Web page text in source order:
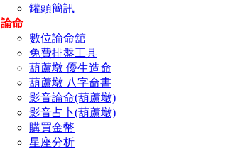
罐頭簡訊
論命
數位論命舘
免費排盤工具
葫蘆墩 優生造命
葫蘆墩 八字命書
影音論命(葫蘆墩)
影音占卜(葫蘆墩)
購買金幣
星座分析